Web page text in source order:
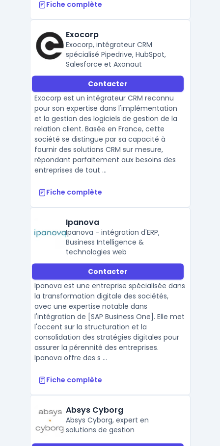
Fiche complète
Exocorp
Exocorp, intégrateur CRM
spécialisé Pipedrive, HubSpot,
Salesforce et Axonaut
Contacter
Exocorp est un intégrateur CRM reconnu
pour son expertise dans l'implémentation
et la gestion des logiciels de gestion de la
relation client. Basée en France, cette
société se distingue par sa capacité à
fournir des solutions CRM sur mesure,
répondant parfaitement aux besoins des
entreprises de tout ...
Fiche complète
Ipanova
Ipanova - intégration d'ERP,
Business Intelligence &
technologies web
Contacter
Ipanova est une entreprise spécialisée dans
la transformation digitale des sociétés,
avec une expertise notable dans
l'intégration de [SAP Business One]. Elle met
l'accent sur la structuration et la
consolidation des stratégies digitales pour
assurer la pérennité des entreprises.
Ipanova offre des s ...
Fiche complète
Absys Cyborg
Absys Cyborg, expert en
solutions de gestion